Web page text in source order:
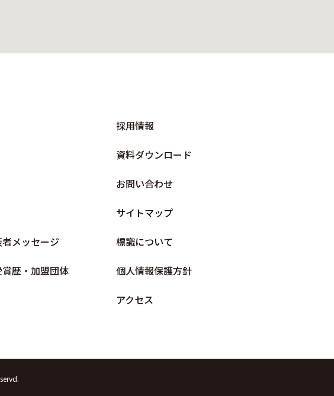
メッセージ
歴・加盟団体
採用情報
資料ダウンロード
お問い合わせ
サイトマップ
標識について
個人情報保護方針
アクセス